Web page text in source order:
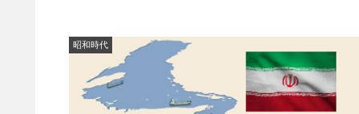
昭和時代